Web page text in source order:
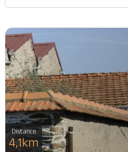
Distance
4,1km